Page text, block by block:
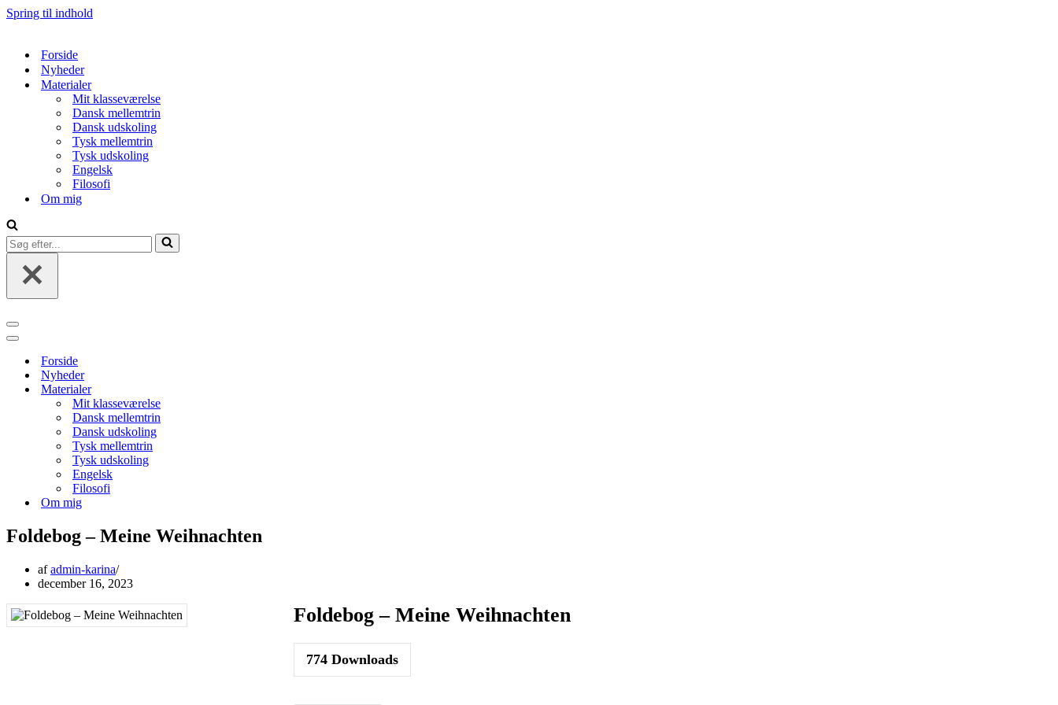
Spring til indhold
Forside
Nyheder
Materialer
Mit klasseværelse
Dansk mellemtrin
Dansk udskoling
Tysk mellemtrin
Tysk udskoling
Engelsk
Filosofi
Om mig
Søg
efter...
Navigation
menu
Navigation
Forside
Nyheder
Materialer
Mit klasseværelse
Dansk mellemtrin
Dansk udskoling
Tysk mellemtrin
Tysk udskoling
Engelsk
Filosofi
Om mig
Foldebog – Meine Weihnachten
afadmin-karina
december 16, 2023
Foldebog – Meine Weihnachten
774Downloads